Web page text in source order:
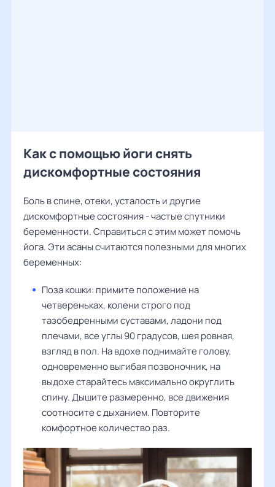
Как с помощью йоги снять
дискомфортные состояния
Боль в спине, отеки, усталость и другие
дискомфортные состояния - частые спутники
беременности. Справиться с этим может помочь
йога. Эти асаны считаются полезными для многих
беременных:
Поза кошки: примите положение на
четвереньках, колени строго под
тазобедренными суставами, ладони под
плечами, все углы 90 градусов, шея ровная,
взгляд в пол. На вдохе поднимайте голову,
одновременно выгибая позвоночник, на
выдохе старайтесь максимально округлить
спину. Дышите размеренно, все движения
соотносите с дыханием. Повторите
комфортное количество раз.